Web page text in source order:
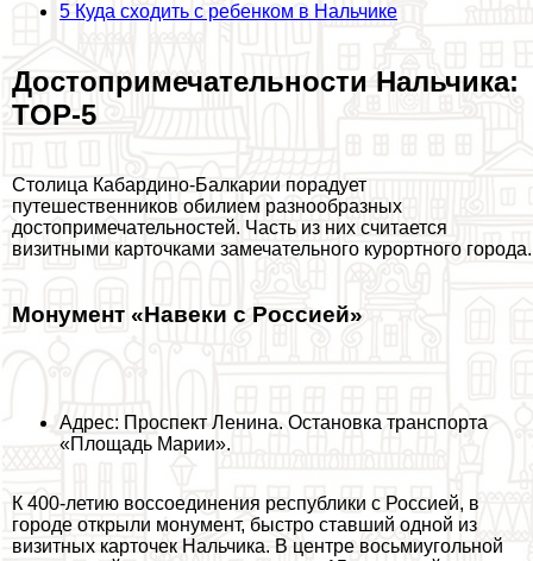
5 Куда сходить с ребенком в Нальчике
Достопримечательности Нальчика:
TOP-5
Столица Кабардино-Балкарии порадует
путешественников обилием разнообразных
достопримечательностей. Часть из них считается
визитными карточками замечательного курортного города.
Монумент «Навеки с Россией»
Адрес: Проспект Ленина. Остановка трaнcпорта
«Площадь Марии».
К 400-летию воссоединения республики с Россией, в
городе открыли монумент, быстро ставший одной из
визитных карточек Нальчика. В центре восьмиугольной